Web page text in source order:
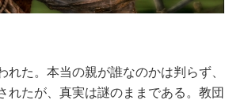
た。本当の親が誰なのかは判らず、
たが、真実は謎のままである。教団